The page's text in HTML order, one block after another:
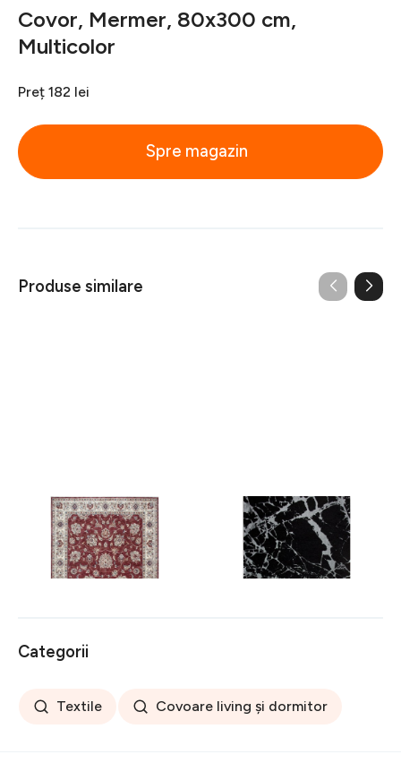
Covor, Mermer, 80x300 cm,
Multicolor
Preț 182 lei
Spre magazin
Produse similare
Covor rezistent Eko, ALT
05 - Red, Ivory, 100%
poliester, 80 x 150 cm
256 lei
Covor rezistent SM 21 -
Black, Silver XW, 80x300
441 lei
Categorii
Textile Covoare living și dormitor